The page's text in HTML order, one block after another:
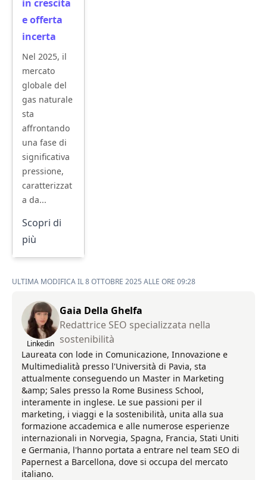
in crescita
e offerta
incerta
Nel 2025, il
mercato
globale del
gas naturale
sta
affrontando
una fase di
significativa
pressione,
caratterizzat
a da...
Scopri di
più
ULTIMA MODIFICA IL 8 OTTOBRE 2025 ALLE ORE 09:28
Linkedin
Gaia Della Ghelfa
Redattrice SEO specializzata nella
sostenibilità
Laureata con lode in Comunicazione, Innovazione e
Multimedialità presso l'Università di Pavia, sta
attualmente conseguendo un Master in Marketing
&amp; Sales presso la Rome Business School,
interamente in inglese. Le sue passioni per il
marketing, i viaggi e la sostenibilità, unita alla sua
formazione accademica e alle numerose esperienze
internazionali in Norvegia, Spagna, Francia, Stati Uniti
e Germania, l'hanno portata a entrare nel team SEO di
Papernest a Barcellona, dove si occupa del mercato
italiano.